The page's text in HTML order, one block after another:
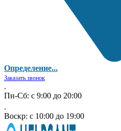
Определение...
Заказать звонок
.
Пн-Сб: с 9:00 до 20:00
.
Воскр: с 10:00 до 19:00